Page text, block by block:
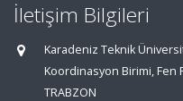
İletişim Bilgileri
Karadeniz Teknik
Koordinasyon Birimi, Fen
TRABZON